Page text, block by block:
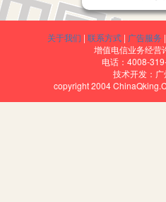
全面发展，德育是学校教育教学
是让学生在教师的榜样作用下的
则包括政治教育、思想教育和道
作用
关于我们 | 联系方式 | 广告服务 |
增值电信业务经营
电话：4008-
技术开发：
copyright 2004